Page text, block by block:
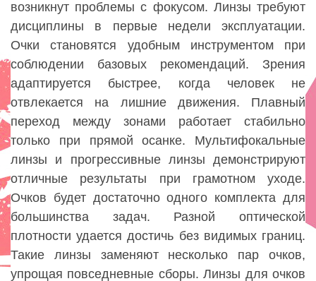
возникнут проблемы с фокусом. Линзы требуют
дисциплины в первые недели эксплуатации.
Очки становятся удобным инструментом при
соблюдении базовых рекомендаций. Зрения
адаптируется быстрее, когда человек не
отвлекается на лишние движения. Плавный
переход между зонами работает стабильно
только при прямой осанке. Мультифокальные
линзы и прогрессивные линзы демонстрируют
отличные результаты при грамотном уходе.
Очков будет достаточно одного комплекта для
большинства задач. Разной оптической
плотности удается достичь без видимых границ.
Такие линзы заменяют несколько пар очков,
упрощая повседневные сборы. Линзы для очков